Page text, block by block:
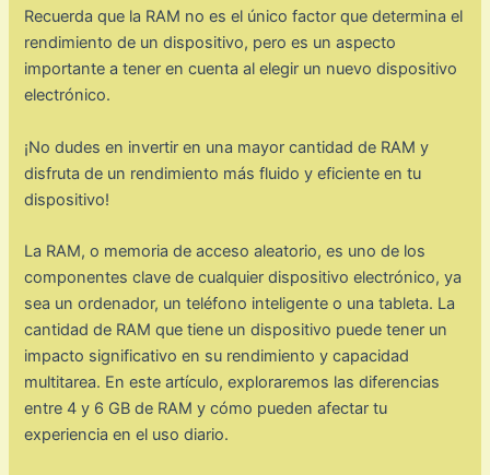
Recuerda que la RAM no es el único factor que determina el
rendimiento de un dispositivo, pero es un aspecto
importante a tener en cuenta al elegir un nuevo dispositivo
electrónico.
¡No dudes en invertir en una mayor cantidad de RAM y
disfruta de un rendimiento más fluido y eficiente en tu
dispositivo!
La RAM, o memoria de acceso aleatorio, es uno de los
componentes clave de cualquier dispositivo electrónico, ya
sea un ordenador, un teléfono inteligente o una tableta. La
cantidad de RAM que tiene un dispositivo puede tener un
impacto significativo en su rendimiento y capacidad
multitarea. En este artículo, exploraremos las diferencias
entre 4 y 6 GB de RAM y cómo pueden afectar tu
experiencia en el uso diario.